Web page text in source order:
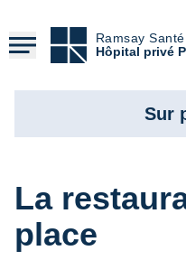
contenu
principal
Ramsay Santé
Hôpital privé
La
place
Sur